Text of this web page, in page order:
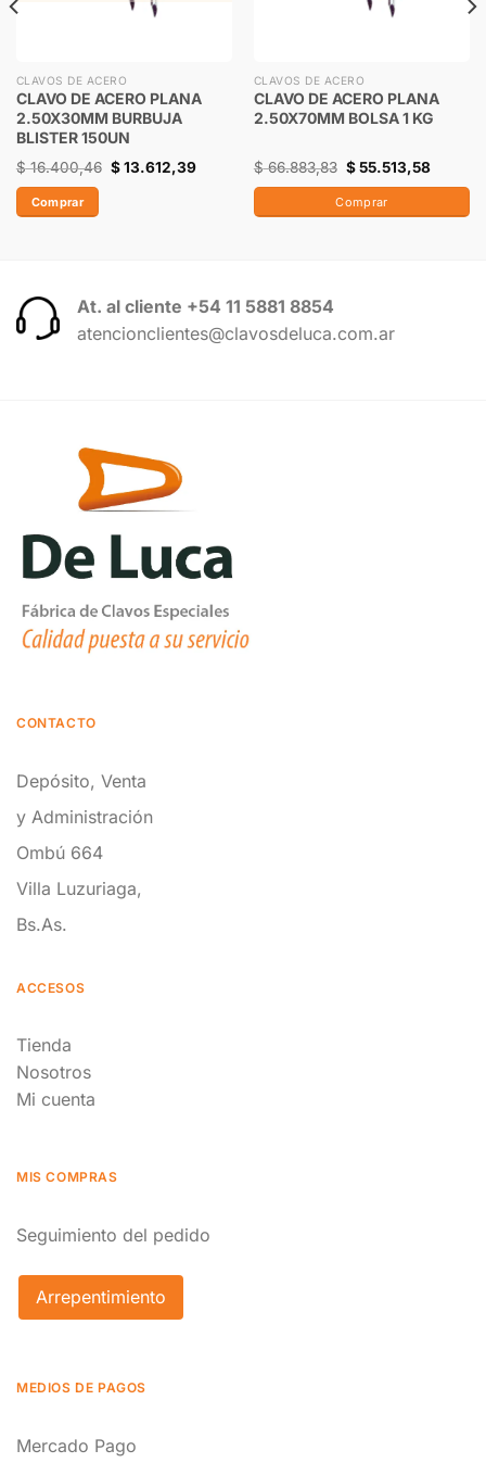
CLAVOS DE ACERO
CLAVO DE ACERO PLANA
2.50X30MM BURBUJA
BLISTER 150UN
$16.400,46 $13.612,39
Comprar
CLAVOS DE ACERO
CLAVO DE ACERO PLANA
2.50X70MM BOLSA 1 KG
$66.883,83 $55.513,58
Comprar
At. al cliente +54 11 5881 8854
atencionclientes@clavosdeluca.com.ar
CONTACTO
Depósito, Venta
y Administración
Ombú 664
Villa Luzuriaga,
Bs.As.
ACCESOS
Tienda
Nosotros
Mi cuenta
MIS COMPRAS
Seguimiento del pedido
Arrepentimiento
MEDIOS DE PAGOS
Mercado Pago